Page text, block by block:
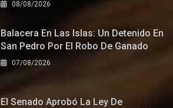
08/08/2026
Balacera En Las Islas: Un Detenido En
San Pedro Por El Robo De Ganado
07/08/2026
El Senado Aprobó La Ley De